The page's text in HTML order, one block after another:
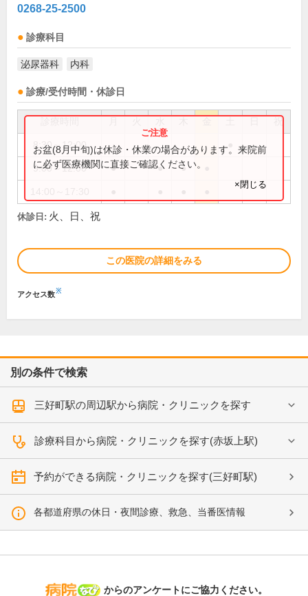
0268-25-2500
診療科目
泌尿器科 内科
診療/受付時間・休診日
祝
8:30～12:00
9:00～12:00 ● ● ●
お盆(8月中旬)は休診・休業の場合があります。来院前
に必ず医療機関に直接ご確認ください。
×閉じる
休診日: 火、日、祝
この医院の詳細をみる
アクセス数※
別の条件で検索
三好町駅の周辺駅から病院・クリニックを探す
診療科目から病院・クリニックを探す(赤坂上駅)
予約ができる病院・クリニックを探す(三好町駅)
各都道府県の休日・夜間診療、救急、当番医情報
病院なび
からのアンケートにご協力ください。